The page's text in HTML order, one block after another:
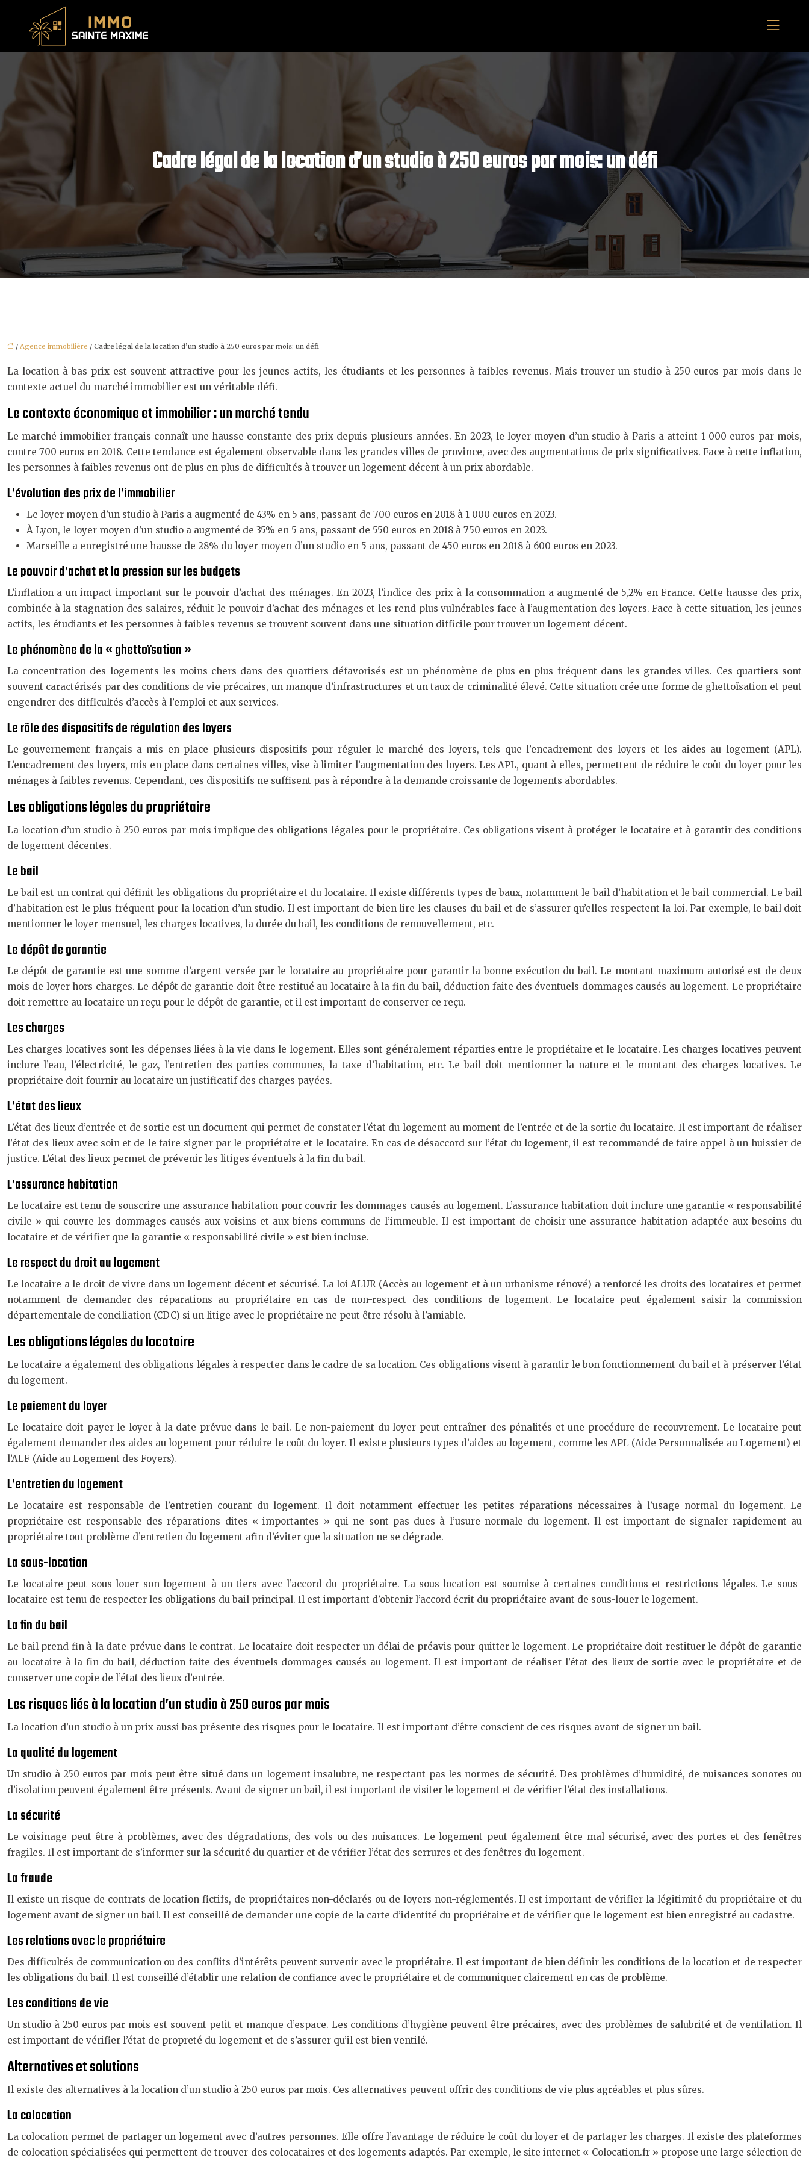
Cadre légal de la location d’un studio à 250 euros par mois: un défi
/ Agence immobilière / Cadre légal de la location d’un studio à 250 euros par mois: un défi
La location à bas prix est souvent attractive pour les jeunes actifs, les étudiants et les personnes à faibles revenus. Mais trouver un studio à 250 euros par mois dans le
contexte actuel du marché immobilier est un véritable défi.
Le contexte économique et immobilier : un marché tendu
Le marché immobilier français connaît une hausse constante des prix depuis plusieurs années. En 2023, le loyer moyen d’un studio à Paris a atteint 1 000 euros par mois,
contre 700 euros en 2018. Cette tendance est également observable dans les grandes villes de province, avec des augmentations de prix significatives. Face à cette inflation,
les personnes à faibles revenus ont de plus en plus de difficultés à trouver un logement décent à un prix abordable.
L’évolution des prix de l’immobilier
Le loyer moyen d’un studio à Paris a augmenté de 43% en 5 ans, passant de 700 euros en 2018 à 1 000 euros en 2023.
À Lyon, le loyer moyen d’un studio a augmenté de 35% en 5 ans, passant de 550 euros en 2018 à 750 euros en 2023.
Marseille a enregistré une hausse de 28% du loyer moyen d’un studio en 5 ans, passant de 450 euros en 2018 à 600 euros en 2023.
Le pouvoir d’achat et la pression sur les budgets
L’inflation a un impact important sur le pouvoir d’achat des ménages. En 2023, l’indice des prix à la consommation a augmenté de 5,2% en France. Cette hausse des prix,
combinée à la stagnation des salaires, réduit le pouvoir d’achat des ménages et les rend plus vulnérables face à l’augmentation des loyers. Face à cette situation, les jeunes
actifs, les étudiants et les personnes à faibles revenus se trouvent souvent dans une situation difficile pour trouver un logement décent.
Le phénomène de la « ghettoïsation »
La concentration des logements les moins chers dans des quartiers défavorisés est un phénomène de plus en plus fréquent dans les grandes villes. Ces quartiers sont
souvent caractérisés par des conditions de vie précaires, un manque d’infrastructures et un taux de criminalité élevé. Cette situation crée une forme de ghettoïsation et peut
engendrer des difficultés d’accès à l’emploi et aux services.
Le rôle des dispositifs de régulation des loyers
Le gouvernement français a mis en place plusieurs dispositifs pour réguler le marché des loyers, tels que l’encadrement des loyers et les aides au logement (APL).
L’encadrement des loyers, mis en place dans certaines villes, vise à limiter l’augmentation des loyers. Les APL, quant à elles, permettent de réduire le coût du loyer pour les
ménages à faibles revenus. Cependant, ces dispositifs ne suffisent pas à répondre à la demande croissante de logements abordables.
Les obligations légales du propriétaire
La location d’un studio à 250 euros par mois implique des obligations légales pour le propriétaire. Ces obligations visent à protéger le locataire et à garantir des conditions
de logement décentes.
Le bail
Le bail est un contrat qui définit les obligations du propriétaire et du locataire. Il existe différents types de baux, notamment le bail d’habitation et le bail commercial. Le bail
d’habitation est le plus fréquent pour la location d’un studio. Il est important de bien lire les clauses du bail et de s’assurer qu’elles respectent la loi. Par exemple, le bail doit
mentionner le loyer mensuel, les charges locatives, la durée du bail, les conditions de renouvellement, etc.
Le dépôt de garantie
Le dépôt de garantie est une somme d’argent versée par le locataire au propriétaire pour garantir la bonne exécution du bail. Le montant maximum autorisé est de deux
mois de loyer hors charges. Le dépôt de garantie doit être restitué au locataire à la fin du bail, déduction faite des éventuels dommages causés au logement. Le propriétaire
doit remettre au locataire un reçu pour le dépôt de garantie, et il est important de conserver ce reçu.
Les charges
Les charges locatives sont les dépenses liées à la vie dans le logement. Elles sont généralement réparties entre le propriétaire et le locataire. Les charges locatives peuvent
inclure l’eau, l’électricité, le gaz, l’entretien des parties communes, la taxe d’habitation, etc. Le bail doit mentionner la nature et le montant des charges locatives. Le
propriétaire doit fournir au locataire un justificatif des charges payées.
L’état des lieux
L’état des lieux d’entrée et de sortie est un document qui permet de constater l’état du logement au moment de l’entrée et de la sortie du locataire. Il est important de réaliser
l’état des lieux avec soin et de le faire signer par le propriétaire et le locataire. En cas de désaccord sur l’état du logement, il est recommandé de faire appel à un huissier de
justice. L’état des lieux permet de prévenir les litiges éventuels à la fin du bail.
L’assurance habitation
Le locataire est tenu de souscrire une assurance habitation pour couvrir les dommages causés au logement. L’assurance habitation doit inclure une garantie « responsabilité
civile » qui couvre les dommages causés aux voisins et aux biens communs de l’immeuble. Il est important de choisir une assurance habitation adaptée aux besoins du
locataire et de vérifier que la garantie « responsabilité civile » est bien incluse.
Le respect du droit au logement
Le locataire a le droit de vivre dans un logement décent et sécurisé. La loi ALUR (Accès au logement et à un urbanisme rénové) a renforcé les droits des locataires et permet
notamment de demander des réparations au propriétaire en cas de non-respect des conditions de logement. Le locataire peut également saisir la commission
départementale de conciliation (CDC) si un litige avec le propriétaire ne peut être résolu à l’amiable.
Les obligations légales du locataire
Le locataire a également des obligations légales à respecter dans le cadre de sa location. Ces obligations visent à garantir le bon fonctionnement du bail et à préserver l’état
du logement.
Le paiement du loyer
Le locataire doit payer le loyer à la date prévue dans le bail. Le non-paiement du loyer peut entraîner des pénalités et une procédure de recouvrement. Le locataire peut
également demander des aides au logement pour réduire le coût du loyer. Il existe plusieurs types d’aides au logement, comme les APL (Aide Personnalisée au Logement) et
l’ALF (Aide au Logement des Foyers).
L’entretien du logement
Le locataire est responsable de l’entretien courant du logement. Il doit notamment effectuer les petites réparations nécessaires à l’usage normal du logement. Le
propriétaire est responsable des réparations dites « importantes » qui ne sont pas dues à l’usure normale du logement. Il est important de signaler rapidement au
propriétaire tout problème d’entretien du logement afin d’éviter que la situation ne se dégrade.
La sous-location
Le locataire peut sous-louer son logement à un tiers avec l’accord du propriétaire. La sous-location est soumise à certaines conditions et restrictions légales. Le sous-
locataire est tenu de respecter les obligations du bail principal. Il est important d’obtenir l’accord écrit du propriétaire avant de sous-louer le logement.
La fin du bail
Le bail prend fin à la date prévue dans le contrat. Le locataire doit respecter un délai de préavis pour quitter le logement. Le propriétaire doit restituer le dépôt de garantie
au locataire à la fin du bail, déduction faite des éventuels dommages causés au logement. Il est important de réaliser l’état des lieux de sortie avec le propriétaire et de
conserver une copie de l’état des lieux d’entrée.
Les risques liés à la location d’un studio à 250 euros par mois
La location d’un studio à un prix aussi bas présente des risques pour le locataire. Il est important d’être conscient de ces risques avant de signer un bail.
La qualité du logement
Un studio à 250 euros par mois peut être situé dans un logement insalubre, ne respectant pas les normes de sécurité. Des problèmes d’humidité, de nuisances sonores ou
d’isolation peuvent également être présents. Avant de signer un bail, il est important de visiter le logement et de vérifier l’état des installations.
La sécurité
Le voisinage peut être à problèmes, avec des dégradations, des vols ou des nuisances. Le logement peut également être mal sécurisé, avec des portes et des fenêtres
fragiles. Il est important de s’informer sur la sécurité du quartier et de vérifier l’état des serrures et des fenêtres du logement.
La fraude
Il existe un risque de contrats de location fictifs, de propriétaires non-déclarés ou de loyers non-réglementés. Il est important de vérifier la légitimité du propriétaire et du
logement avant de signer un bail. Il est conseillé de demander une copie de la carte d’identité du propriétaire et de vérifier que le logement est bien enregistré au cadastre.
Les relations avec le propriétaire
Des difficultés de communication ou des conflits d’intérêts peuvent survenir avec le propriétaire. Il est important de bien définir les conditions de la location et de respecter
les obligations du bail. Il est conseillé d’établir une relation de confiance avec le propriétaire et de communiquer clairement en cas de problème.
Les conditions de vie
Un studio à 250 euros par mois est souvent petit et manque d’espace. Les conditions d’hygiène peuvent être précaires, avec des problèmes de salubrité et de ventilation. Il
est important de vérifier l’état de propreté du logement et de s’assurer qu’il est bien ventilé.
Alternatives et solutions
Il existe des alternatives à la location d’un studio à 250 euros par mois. Ces alternatives peuvent offrir des conditions de vie plus agréables et plus sûres.
La colocation
La colocation permet de partager un logement avec d’autres personnes. Elle offre l’avantage de réduire le coût du loyer et de partager les charges. Il existe des plateformes
de colocation spécialisées qui permettent de trouver des colocataires et des logements adaptés. Par exemple, le site internet « Colocation.fr » propose une large sélection de